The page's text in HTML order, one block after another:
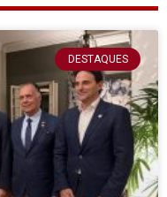
DESTAQUES